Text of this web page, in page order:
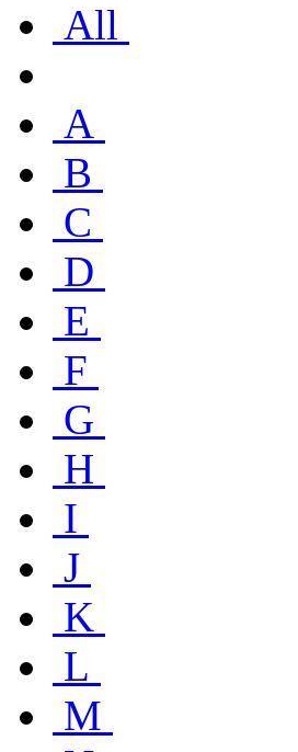
All
A
B
C
D
E
F
G
H
I
J
K
L
M